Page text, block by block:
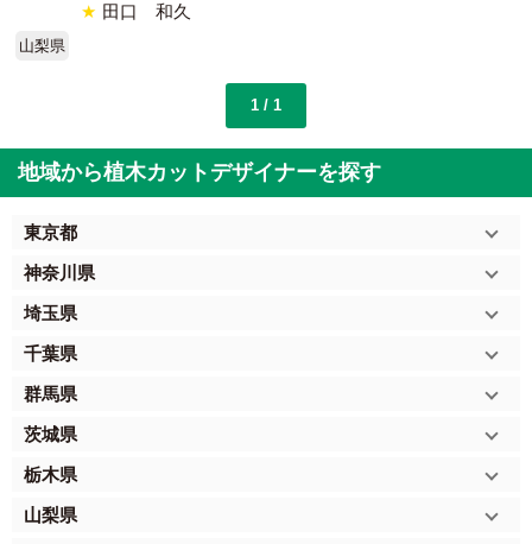
★ 田口 和久
山梨県
1 / 1
地域から植木カットデザイナーを探す
東京都
神奈川県
埼玉県
千葉県
群馬県
茨城県
栃木県
山梨県